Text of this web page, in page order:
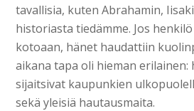
tavallisia, kuten Abrahamin,
historiasta tiedämme. Jos
kotoaan, hänet haudattiin
aikana tapa oli hieman erilainen:
sijaitsivat kaupunkien
sekä yleisiä hautausmaita.